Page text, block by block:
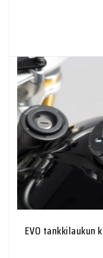
EVO tankkilaukun